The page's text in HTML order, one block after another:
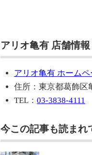
アリオ亀有 店舗情報
アリオ亀有 ホームペ
住所：東京都葛飾区
TEL： 03-3838-4111
今この記事も読まれ